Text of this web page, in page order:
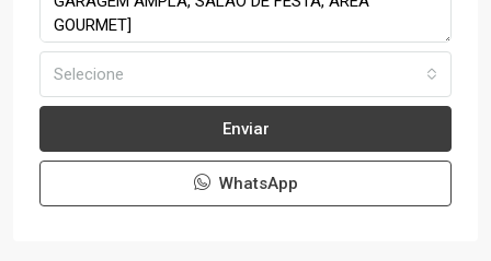
Selecione
Enviar
WhatsApp